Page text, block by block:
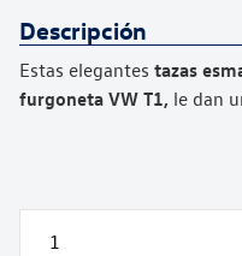
Descripción
Estas elegantes tazas
furgoneta VW T1, le dan